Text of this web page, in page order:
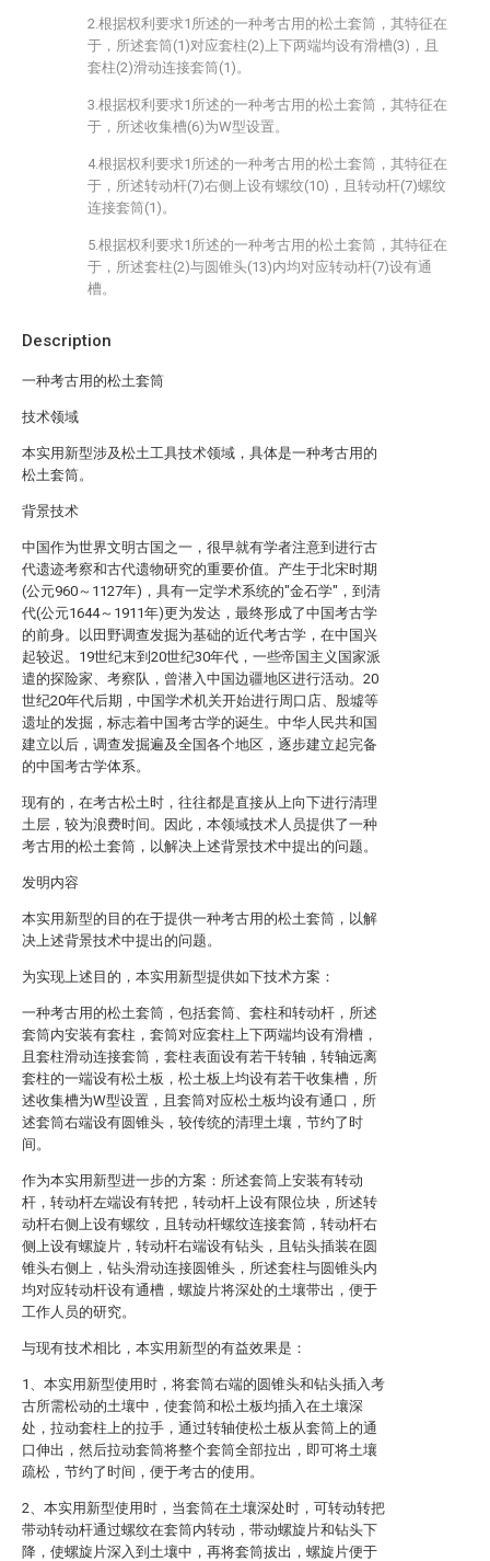
Description
一种考古用的松土套筒
技术领域
本实用新型涉及松土工具技术领域，具体是一种考古用的
松土套筒。
背景技术
中国作为世界文明古国之一，很早就有学者注意到进行古
代遗迹考察和古代遗物研究的重要价值。产生于北宋时期
(公元960～1127年)，具有一定学术系统的"金石学"，到清
代(公元1644～1911年)更为发达，最终形成了中国考古学
的前身。以田野调查发掘为基础的近代考古学，在中国兴
起较迟。19世纪末到20世纪30年代，一些帝国主义国家派
遣的探险家、考察队，曾潜入中国边疆地区进行活动。20
世纪20年代后期，中国学术机关开始进行周口店、殷墟等
遗址的发掘，标志着中国考古学的诞生。中华人民共和国
建立以后，调查发掘遍及全国各个地区，逐步建立起完备
的中国考古学体系。
现有的，在考古松土时，往往都是直接从上向下进行清理
土层，较为浪费时间。因此，本领域技术人员提供了一种
考古用的松土套筒，以解决上述背景技术中提出的问题。
发明内容
本实用新型的目的在于提供一种考古用的松土套筒，以解
决上述背景技术中提出的问题。
为实现上述目的，本实用新型提供如下技术方案：
一种考古用的松土套筒，包括套筒、套柱和转动杆，所述
套筒内安装有套柱，套筒对应套柱上下两端均设有滑槽，
且套柱滑动连接套筒，套柱表面设有若干转轴，转轴远离
套柱的一端设有松土板，松土板上均设有若干收集槽，所
述收集槽为W型设置，且套筒对应松土板均设有通口，所
述套筒右端设有圆锥头，较传统的清理土壤，节约了时
间。
作为本实用新型进一步的方案：所述套筒上安装有转动
杆，转动杆左端设有转把，转动杆上设有限位块，所述转
动杆右侧上设有螺纹，且转动杆螺纹连接套筒，转动杆右
侧上设有螺旋片，转动杆右端设有钻头，且钻头插装在圆
锥头右侧上，钻头滑动连接圆锥头，所述套柱与圆锥头内
均对应转动杆设有通槽，螺旋片将深处的土壤带出，便于
工作人员的研究。
与现有技术相比，本实用新型的有益效果是：
1、本实用新型使用时，将套筒右端的圆锥头和钻头插入考
古所需松动的土壤中，使套筒和松土板均插入在土壤深
处，拉动套柱上的拉手，通过转轴使松土板从套筒上的通
口伸出，然后拉动套筒将整个套筒全部拉出，即可将土壤
疏松，节约了时间，便于考古的使用。
2、本实用新型使用时，当套筒在土壤深处时，可转动转把
带动转动杆通过螺纹在套筒内转动，带动螺旋片和钻头下
降，使螺旋片深入到土壤中，再将套筒拔出，螺旋片便于
2.根据权利要求1所述的一种考古用的松土套筒，其特征在
于，所述套筒(1)对应套柱(2)上下两端均设有滑槽(3)，且
套柱(2)滑动连接套筒(1)。
3.根据权利要求1所述的一种考古用的松土套筒，其特征在
于，所述收集槽(6)为W型设置。
4.根据权利要求1所述的一种考古用的松土套筒，其特征在
于，所述转动杆(7)右侧上设有螺纹(10)，且转动杆(7)螺纹
连接套筒(1)。
5.根据权利要求1所述的一种考古用的松土套筒，其特征在
于，所述套柱(2)与圆锥头(13)内均对应转动杆(7)设有通
槽。